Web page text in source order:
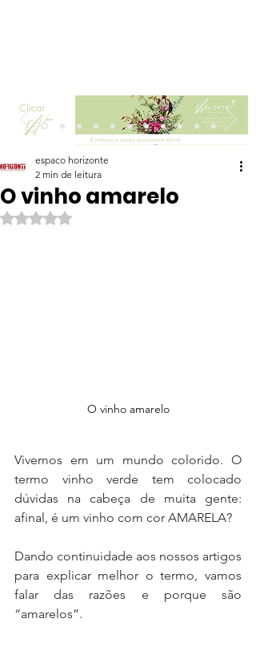
Clicar
O vinho amarelo
espaco horizonte
2 min de leitura
Avaliado com NaN de 5 estrelas.
O vinho amarelo
Vivemos em um mundo colorido. O
termo vinho verde tem colocado
dúvidas na cabeça de muita gente:
afinal, é um vinho com cor AMARELA?
Dando continuidade aos nossos artigos
para explicar melhor o termo, vamos
falar das razões e porque são
“amarelos”.